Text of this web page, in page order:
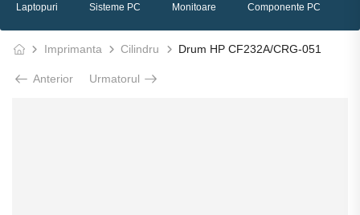
Laptopuri Sisteme PC Monitoare Componente PC
Imprimanta Cilindru Drum HP CF232A/CRG-051
Anterior Urmatorul